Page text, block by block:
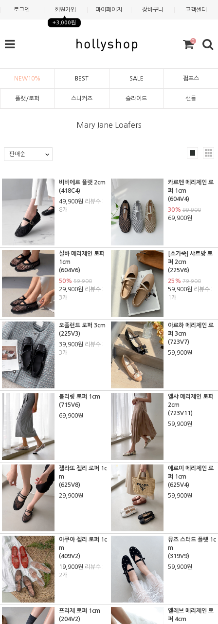
로그인 회원가입
+3,000원
마이페이지 장바구니 고객센터
0
NEW10% BEST SALE 펌프스
플랫/로퍼 스니커즈 슬라이드 샌들
Mary Jane Loafers
비비에르 플랫 2cm
(418C4)
49,900원 리뷰수 :
8개
카르멘 메리제인 로
퍼 1cm
(604V4)
30%99,900
69,900원
실바 메리제인 로퍼
1cm
(604V6)
50%59,900
29,900원 리뷰수 :
3개
[소가죽] 샤르망 로
퍼 2cm
(225V6)
25%79,900
59,900원 리뷰수 :
1개
오퓰런트 로퍼 3cm
(225V3)
39,900원 리뷰수 :
3개
아르하 메리제인 로
퍼 3cm
(723V7)
59,900원
블리링 로퍼 1cm
(715V6)
69,900원
엘샤 메리제인 로퍼
2cm
(723V11)
59,900원
젤라또 젤리 로퍼 1c
m
(625V8)
29,900원
에르미 메리제인 로
퍼 1cm
(625V4)
59,900원
아쿠아 젤리 로퍼 1c
m
(409V2)
19,900원 리뷰수 :
2개
뮤즈 스터드 플랫 1c
m
(319V9)
59,900원
프리제 로퍼 1cm
(204V2)
엘레브 메리제인 로
퍼 4cm